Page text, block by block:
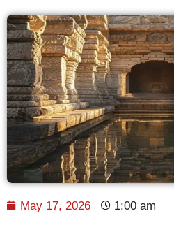
May 17, 2026 1:00 am